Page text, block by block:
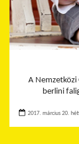
A
berlini
2017. március 20.